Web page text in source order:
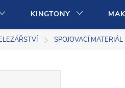
KINGTONY
SPOJOVACÍ MATERIÁL